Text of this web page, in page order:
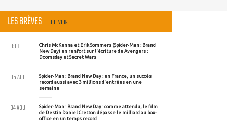
LES BRÈVES TOUT VOIR
Chris McKenna et Erik Sommers (Spider-Man : Brand
New Day) en renfort sur l'écriture de Avengers :
Doomsday et Secret Wars
11:19
Spider-Man : Brand New Day : en France, un succès
record aussi avec 3 millions d'entrées en une
semaine
05 AOU
Spider-Man : Brand New Day : comme attendu, le film
de Destin Daniel Cretton dépasse le milliard au box-
office en un temps record
04 AOU